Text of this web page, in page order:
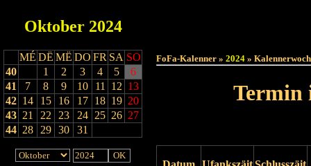
Oktober 2024
MÉ DË MË DO FR SA SO
40
1 2 3 4 5
6
41
7 8 9 10 11 12 13
42 14 15 16 17 18 19 20
43 21 22 23 24 25 26 27
44 28 29 30 31
FoFa-Kalenner » 2024 »
Termin